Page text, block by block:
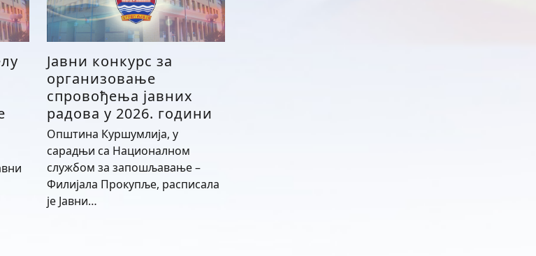
Јавни конкурс за
организовање
спровођења јавних
радова у 2026. години
Општина Куршумлија, у
сарадњи са Националном
службом за запошљавање –
Филијала Прокупље, расписала
је Јавни…